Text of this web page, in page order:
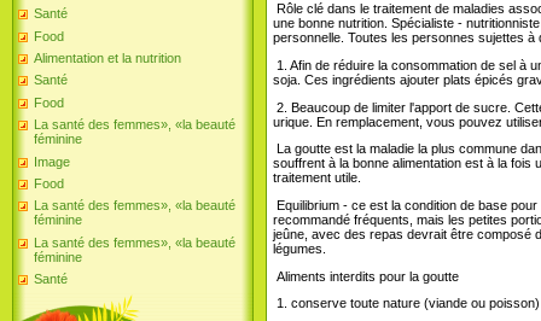
Santé
Food
Alimentation et la nutrition
Santé
Food
La santé des femmes», «la beauté
féminine
Image
Food
La santé des femmes», «la beauté
féminine
La santé des femmes», «la beauté
féminine
Santé
Rôle clé dans le traitement de maladies
une bonne nutrition. Spécialiste -
personnelle. Toutes les personnes sujettes
1. Afin de réduire la consommation de sel à
soja. Ces ingrédients ajouter plats épicés
2. Beaucoup de limiter l'apport de sucre.
urique. En remplacement, vous pouvez
La goutte est la maladie la plus commune
souffrent à la bonne alimentation est à la fois
traitement utile.
Equilibrium - ce est la condition de base
recommandé fréquents, mais les petites
jeûne, avec des repas devrait être composé
légumes.
Aliments interdits pour la goutte
1. conserve toute nature (viande ou poisson)